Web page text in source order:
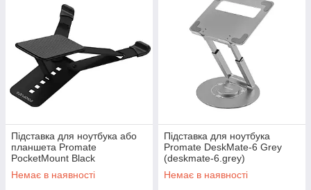
Підставка для ноутбука або
планшета Promate
PocketMount Black
(pocketmount.black)
Немає в наявності
Підставка для ноутбука
Promate DeskMate-6 Grey
(deskmate-6.grey)
Немає в наявності